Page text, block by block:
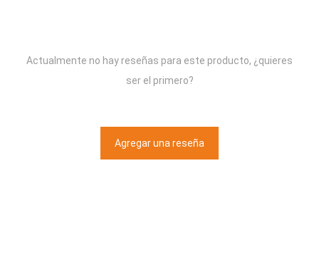
Actualmente no hay reseñas para este producto, ¿quieres
ser el primero?
Agregar una reseña